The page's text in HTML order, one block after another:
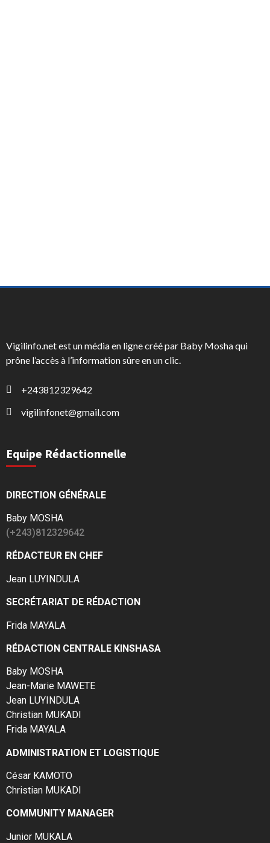
Vigilinfo.net est un média en ligne créé par Baby Mosha qui
prône l’accès à l’information sûre en un clic.
+243812329642
vigilinfonet@gmail.com
Equipe Rédactionnelle
DIRECTION GÉNÉRALE
Baby MOSHA
(+243)812329642
RÉDACTEUR EN CHEF
Jean LUYINDULA
SECRÉTARIAT DE RÉDACTION
Frida MAYALA
RÉDACTION CENTRALE KINSHASA
Baby MOSHA
Jean-Marie MAWETE
Jean LUYINDULA
Christian MUKADI
Frida MAYALA
ADMINISTRATION ET LOGISTIQUE
César KAMOTO
Christian MUKADI
COMMUNITY MANAGER
Junior MUKALA